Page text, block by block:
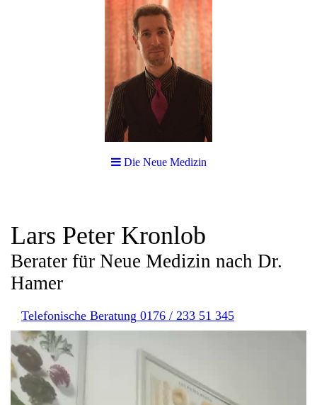
Die Neue Medizin
Lars Peter Kronlob
Berater für Neue Medizin nach Dr.
Hamer
Telefonische Beratung 0176 / 233 51 345